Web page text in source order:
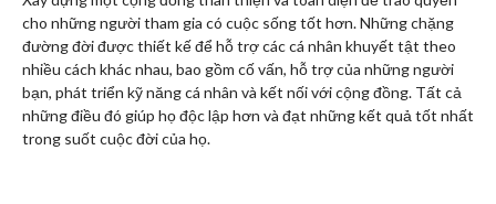
cho những người tham gia có cuộc sống tốt hơn. Những chặng
đường đời được thiết kế để hỗ trợ các cá nhân khuyết tật theo
nhiều cách khác nhau, bao gồm cố vấn, hỗ trợ của những người
bạn, phát triển kỹ năng cá nhân và kết nối với cộng đồng. Tất cả
những điều đó giúp họ độc lập hơn và đạt những kết quả tốt nhất
trong suốt cuộc đời của họ.